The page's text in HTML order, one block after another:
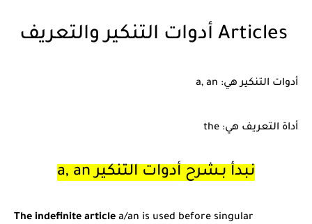
أدوات التنكير هي: a, an
أداة التعريف هي: the
نبدأ بـشرح أدوات التنكير a, an
The indefinite article a/an is used before singular